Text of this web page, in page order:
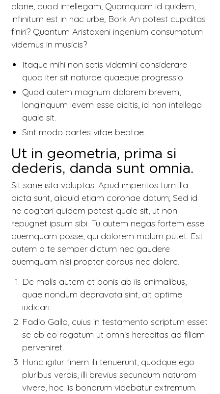
plane, quod intellegam; Quamquam id quidem,
infinitum est in hac urbe; Bork An potest cupiditas
finiri?Quantum Aristoxeni ingenium consumptum
videmus in musicis?
Itaque mihi non satis videmini considerare
quod iter sit naturae quaeque progressio.
Quod autem magnum dolorem brevem,
longinquum levem esse dicitis, id non intellego
quale sit.
Sint modo partes vitae beatae.
Ut in geometria, prima si
dederis, danda sunt omnia.
Sit sane ista voluptas. Apud imperitos tum illa
dicta sunt, aliquid etiam coronae datum; Sed id
ne cogitari quidem potest quale sit, ut non
repugnet ipsum sibi. Tu autem negas fortem esse
quemquam posse, qui dolorem malum putet. Est
autem a te semper dictum nec gaudere
quemquam nisi propter corpus nec dolere.
De malis autem et bonis ab iis animalibus,
quae nondum depravata sint, ait optime
iudicari.
Fadio Gallo, cuius in testamento scriptum esset
se ab eo rogatum ut omnis hereditas ad filiam
perveniret.
Hunc igitur finem illi tenuerunt, quodque ego
pluribus verbis, illi brevius secundum naturam
vivere, hoc iis bonorum videbatur extremum.